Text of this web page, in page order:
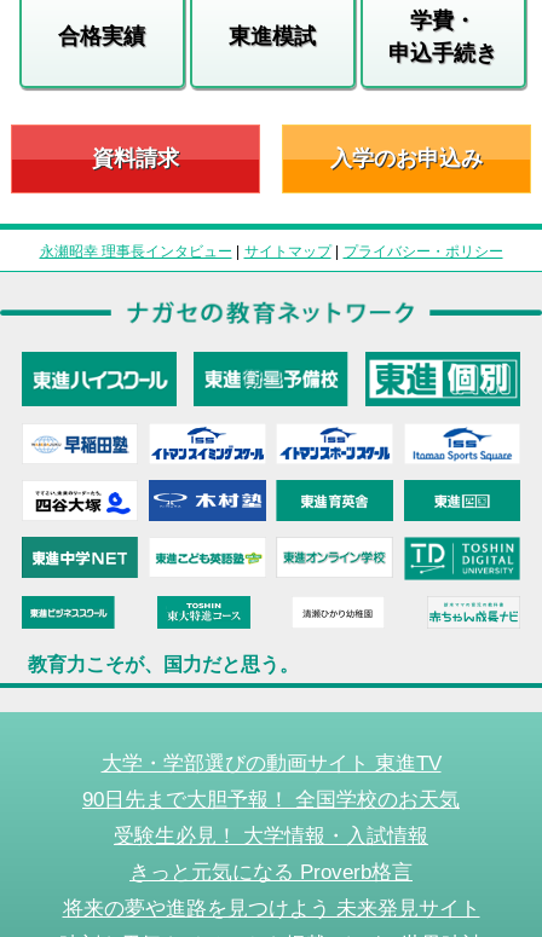
合格実績 東進模試
学費・
申込手続き
資料請求 入学のお申込み
永瀬昭幸 理事長インタビュー | サイトマップ| プライバシー・ポリシー
教育力こそが、国力だと思う。
大学・学部選びの動画サイト 東進TV
90日先まで大胆予報！ 全国学校のお天気
受験生必見！ 大学情報・入試情報
きっと元気になる Proverb格言
将来の夢や進路を見つけよう 未来発見サイト